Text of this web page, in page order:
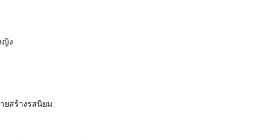
ญิง
ยสร้างรสนิยม